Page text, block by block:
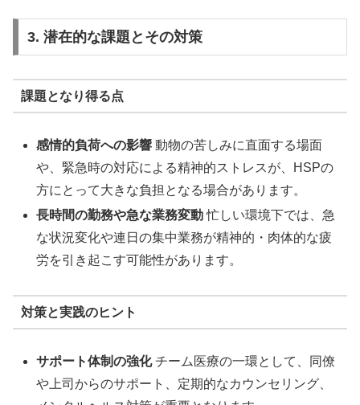
3. 潜在的な課題とその対策
課題となり得る点
感情的負荷への影響 動物の苦しみに直面する場面
や、緊急時の対応による精神的ストレスが、HSPの
方にとって大きな負担となる場合があります。
長時間の勤務や急な業務変動忙しい環境下では、急
な状況変化や連日の集中業務が精神的・肉体的な疲
労を引き起こす可能性があります。
対策と実践のヒント
サポート体制の強化チーム医療の一環として、同僚
や上司からのサポート、定期的なカウンセリング、